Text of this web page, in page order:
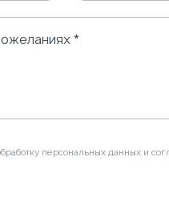
персональных данных и